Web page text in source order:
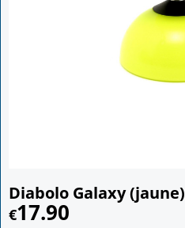
Diabolo Galaxy (jaune)
€17.90